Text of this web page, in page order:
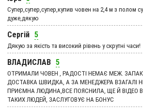
Супер,супер,супер,купив човен на 2,4 м з полом
дуже,дякую
Сергій 5
Дякую за якість та високий рівень у скрутні часи!
ВЛАДИСЛАВ 5
ОТРИМАЛИ ЧОВЕН , РАДОСТІ НЕМАЄ МЕЖ.
ДОСТАВКА ШВИДКА, А ЗА МЕНЕДЖЕРА ВЗАГАЛІ
ПРИЄМНА ЛЮДИНА,ВСЕ ПОЯСНИЛА, ЩЕ Й ВІДЕО
ТАКИХ ЛЮДЕЙ, ЗАСЛУГОВУЄ НА БОНУС